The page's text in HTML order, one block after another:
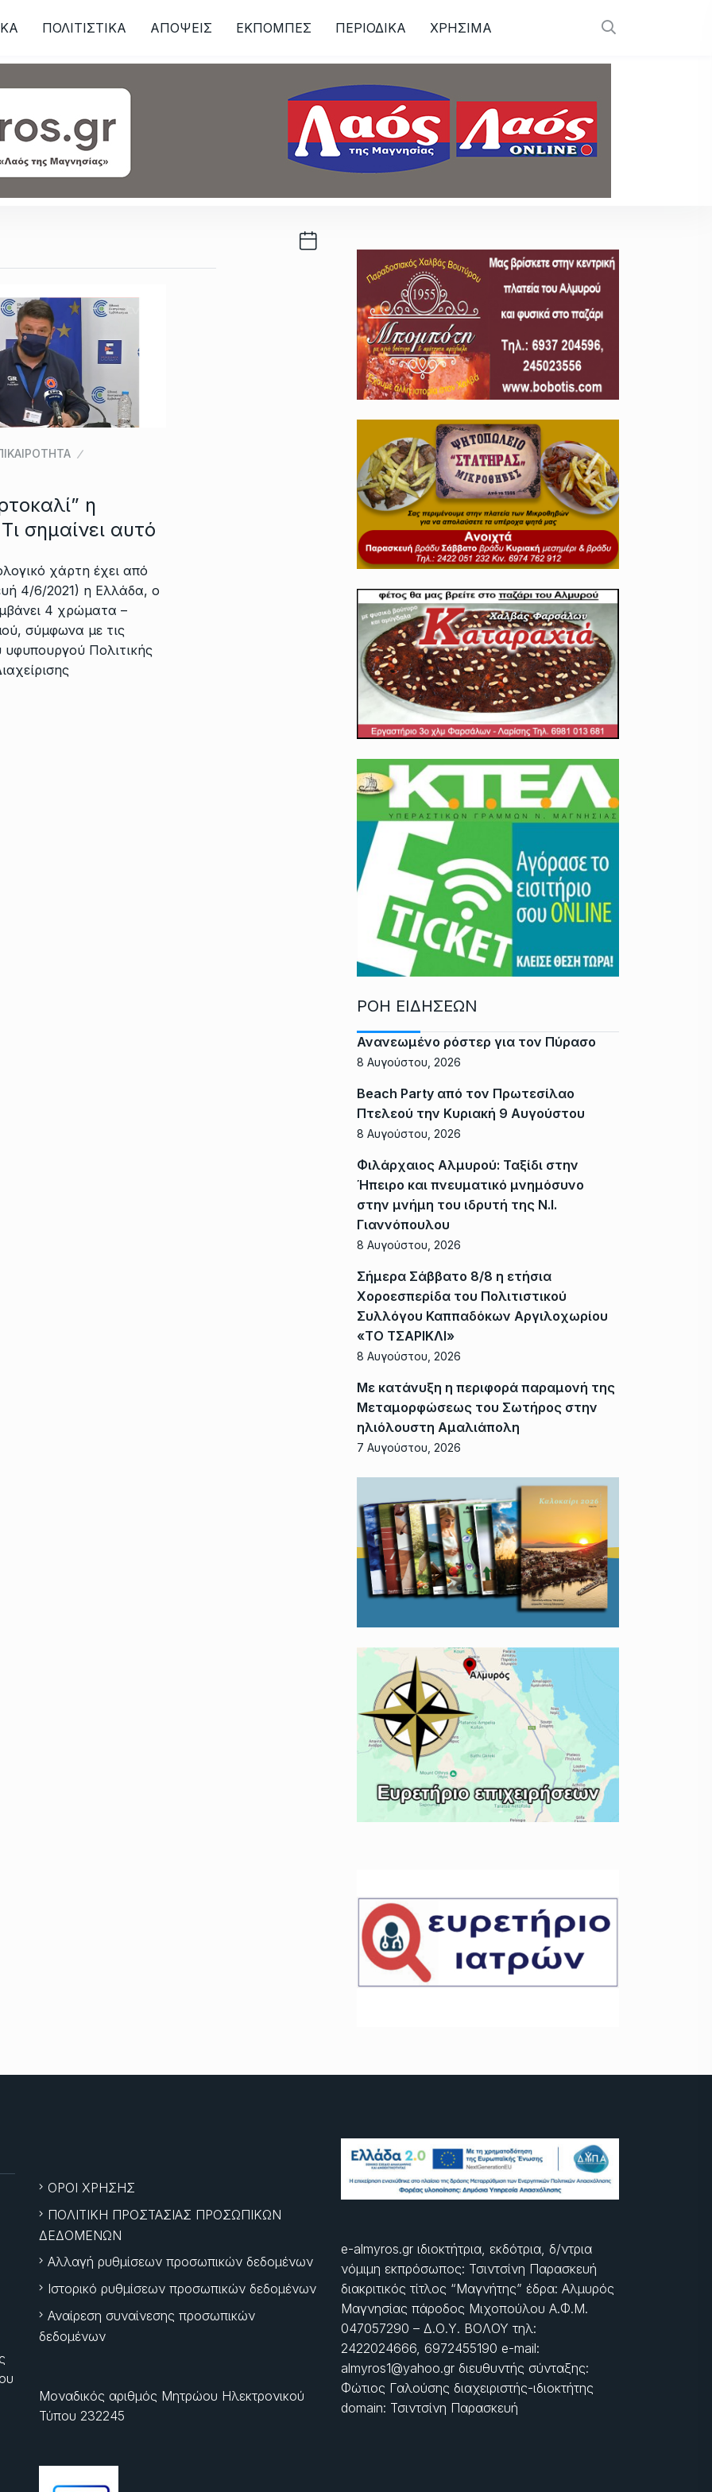
ΠΟΛΙΤΙΣΤΙΚΑ ΑΠΟΨΕΙΣ ΕΚΠΟΜΠΕΣ ΠΕΡΙΟΔΙΚΑ ΧΡΗΣΙΜΑ
η
σημαίνει αυτό
χάρτη έχει από
4/6/2021) η Ελλάδα, ο
4 χρώματα –
σύμφωνα με τις
υφυπουργού Πολιτικής
ΡΟΗ ΕΙΔΗΣΕΩΝ
Ανανεωμένο ρόστερ για τον Πύρασο
8 Αυγούστου, 2026
Beach Party από τον Πρωτεσίλαο
Πτελεού την Κυριακή 9 Αυγούστου
8 Αυγούστου, 2026
Φιλάρχαιος Αλμυρού: Ταξίδι στην
Ήπειρο και πνευματικό μνημόσυνο
στην μνήμη του ιδρυτή της Ν.Ι.
Γιαννόπουλου
8 Αυγούστου, 2026
Σήμερα Σάββατο 8/8 η ετήσια
Χοροεσπερίδα του Πολιτιστικού
Συλλόγου Καππαδόκων Αργιλοχωρίου
«ΤΟ ΤΣΑΡΙΚΛΙ»
8 Αυγούστου, 2026
Με κατάνυξη η περιφορά παραμονή της
Μεταμορφώσεως του Σωτήρος στην
ηλιόλουστη Αμαλιάπολη
7 Αυγούστου, 2026
ΟΡΟΙ ΧΡΗΣΗΣ
ΠΟΛΙΤΙΚΗ ΠΡΟΣΤΑΣΙΑΣ ΠΡΟΣΩΠΙΚΩΝ
ΔΕΔΟΜΕΝΩΝ
Αλλαγή ρυθμίσεων προσωπικών δεδομένων
Ιστορικό ρυθμίσεων προσωπικών δεδομένων
Αναίρεση συναίνεσης προσωπικών
δεδομένων
Μοναδικός αριθμός Μητρώου Ηλεκτρονικού
Τύπου 232245
e-almyros.gr ιδιοκτήτρια, εκδότρια, δ/ντρια
νόμιμη εκπρόσωπος: Τσιντσίνη Παρασκευή
διακριτικός τίτλος “Μαγνήτης” έδρα: Αλμυρός
Μαγνησίας πάροδος Μιχοπούλου Α.Φ.Μ.
047057290 – Δ.Ο.Υ. ΒΟΛΟΥ τηλ:
2422024666, 6972455190 e-mail:
almyros1@yahoo.gr διευθυντής σύνταξης:
Φώτιος Γαλούσης διαχειριστής-ιδιοκτήτης
domain: Τσιντσίνη Παρασκευή